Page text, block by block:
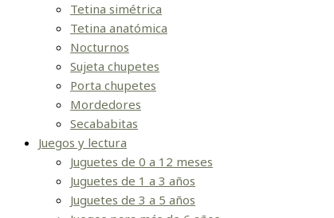
Tetina simétrica
Tetina anatómica
Nocturnos
Sujeta chupetes
Porta chupetes
Mordedores
Secababitas
Juegos y lectura
Juguetes de 0 a 12 meses
Juguetes de 1 a 3 años
Juguetes de 3 a 5 años